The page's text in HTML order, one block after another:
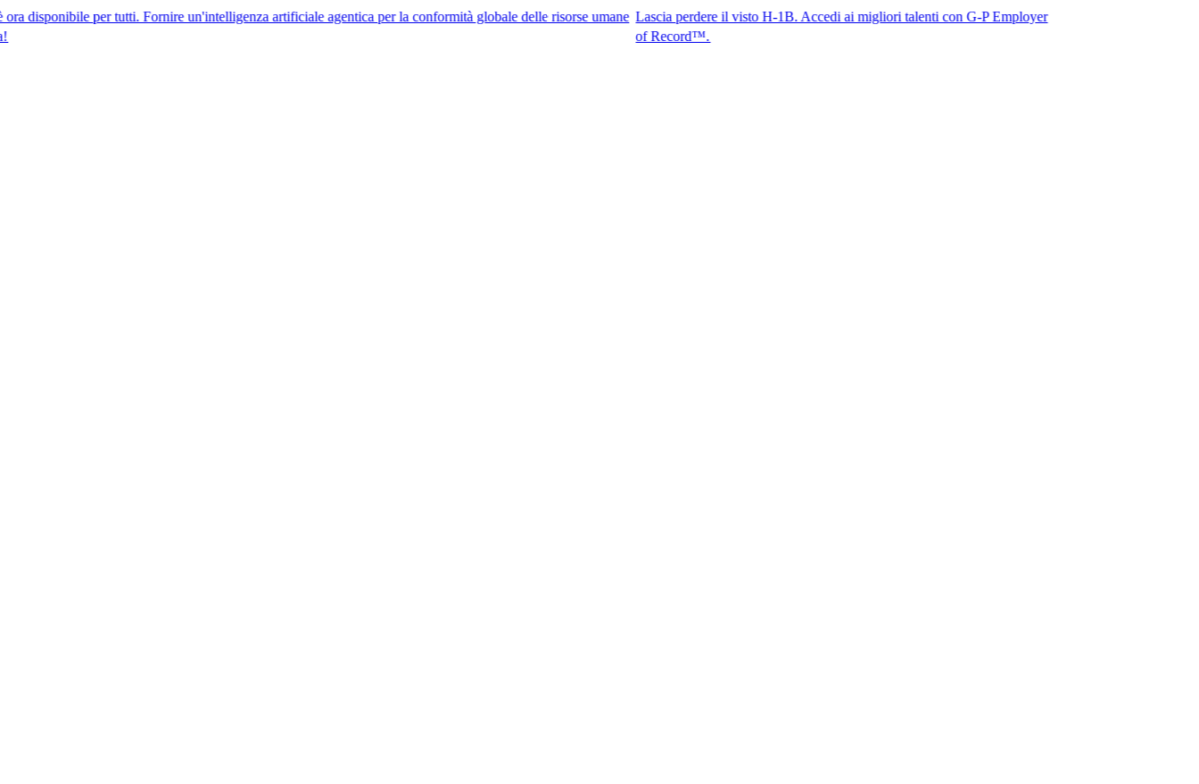
per tutti. Fornire un'intelligenza artificiale agentica per la conformità globale delle risorse umane Lascia perdere il visto H-1B. Accedi ai migliori talenti con G-P Employer
of Record™.​​